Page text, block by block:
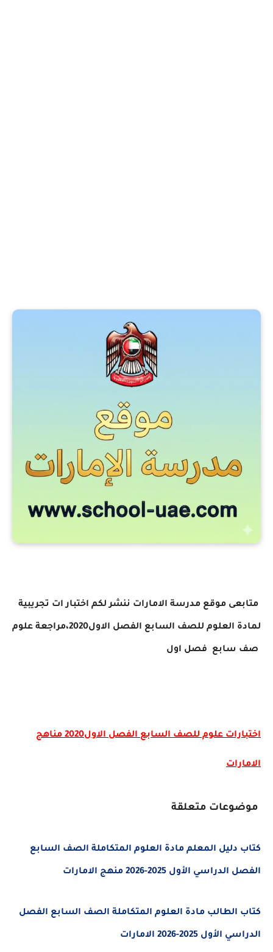
متابعى موقع مدرسة الامارات ننشر لكم اختبار ات تجريبية
لمادة العلوم للصف السابع الفصل الاول2020 ،مراجعة علوم
صف سابع فصل اول
اختبارات علوم للصف السابع الفصل الاول2020 مناهج
الامارات
موضوعات متعلقة
كتاب دليل المعلم مادة العلوم المتكاملة الصف السابع
الفصل الدراسي الأول 2025-2026 منهج الامارات
كتاب الطالب مادة العلوم المتكاملة الصف السابع الفصل
الدراسي الأول 2025-2026 الامارات